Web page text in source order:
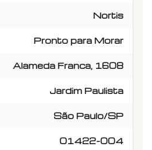
Nortis
Pronto para Morar
Alameda Franca, 1608
Jardim Paulista
São Paulo/SP
01422-004